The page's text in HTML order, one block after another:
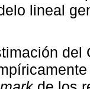
lineal
del